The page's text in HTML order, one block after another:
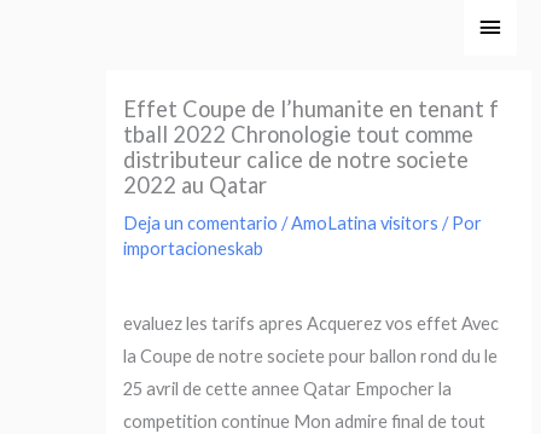
Effet Coupe de l’humanite en tenant f
tball 2022 Chronologie tout comme
distributeur calice de notre societe
2022 au Qatar
Deja un comentario /AmoLatina visitors / Por
importacioneskab
evaluez les tarifs apres Acquerez vos effet Avec
la Coupe de notre societe pour ballon rond du le
25 avril de cette annee Qatar Empocher la
competition continue Mon admire final de tout